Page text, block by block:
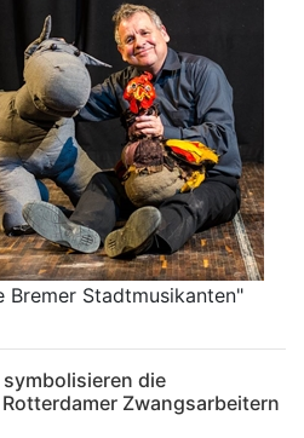
Bremer Stadtmusikanten"
die
Zwangsarbeitern